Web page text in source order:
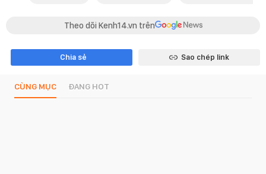
Theo dõi Kenh14.vn trên
Chia sẻ Sao chép link
CÙNG MỤC ĐANG HOT